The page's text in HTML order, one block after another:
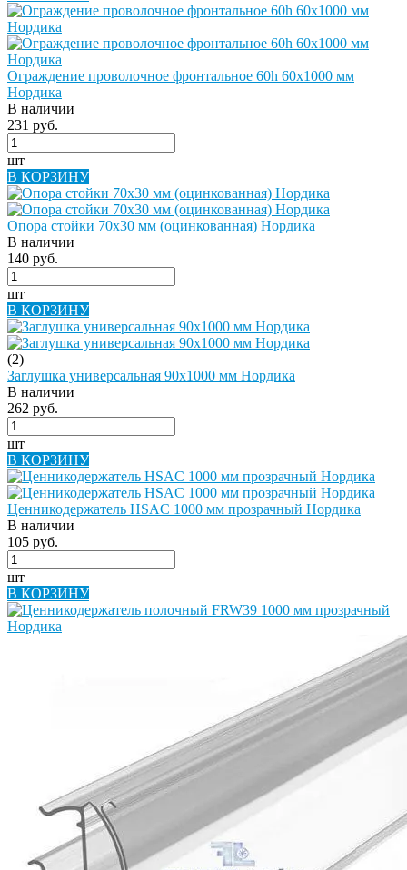
Ограждение проволочное фронтальное 60h 60х1000 мм
Нордика
В наличии
231 руб.
шт
В КОРЗИНУ
Опора стойки 70х30 мм (оцинкованная) Нордика
В наличии
140 руб.
шт
В КОРЗИНУ
(2)
Заглушка универсальная 90х1000 мм Нордика
В наличии
262 руб.
шт
В КОРЗИНУ
Ценникодержатель HSAC 1000 мм прозрачный Нордика
В наличии
105 руб.
шт
В КОРЗИНУ